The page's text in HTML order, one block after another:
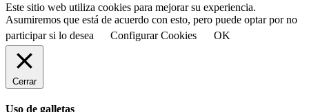
Este sitio web utiliza cookies para mejorar su experiencia.
Asumiremos que está de acuerdo con esto, pero puede optar por no
participar si lo desea
Configurar Cookies OK
Cerrar
Uso de galletas